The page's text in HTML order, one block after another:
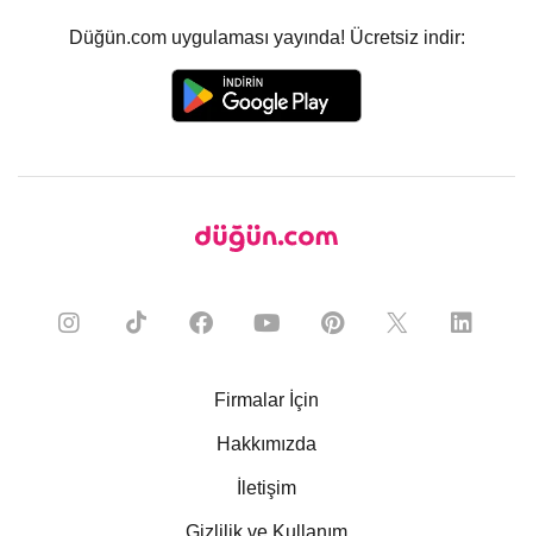
Düğün.com uygulaması yayında! Ücretsiz indir:
Firmalar İçin
Hakkımızda
İletişim
Gizlilik ve Kullanım